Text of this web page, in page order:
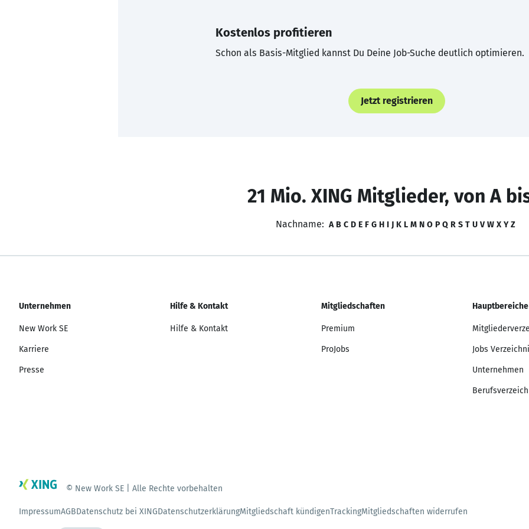
Kostenlos profitieren
Schon als Basis-Mitglied kannst Du Deine Job-Suche deutlich optimieren.
Jetzt registrieren
21 Mio. XING Mitglieder, von A
Nachname: A B C D E F G H I J K L M N O P Q R S T U V W X Y Z
Unternehmen
New Work SE
Karriere
Presse
Hilfe & Kontakt
Hilfe & Kontakt
Mitgliedschaften
Premium
ProJobs
Hauptbereiche
Jobs
Unternehmen
© New Work SE | Alle Rechte vorbehalten
ImpressumAGBDatenschutz bei XINGDatenschutzerklärungMitgliedschaft kündigenTrackingMitgliedschaften widerrufen